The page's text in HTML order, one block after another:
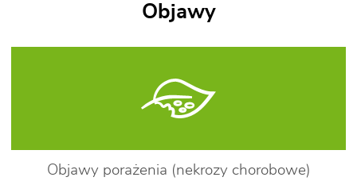
Objawy
Objawy porażenia (nekrozy chorobowe)